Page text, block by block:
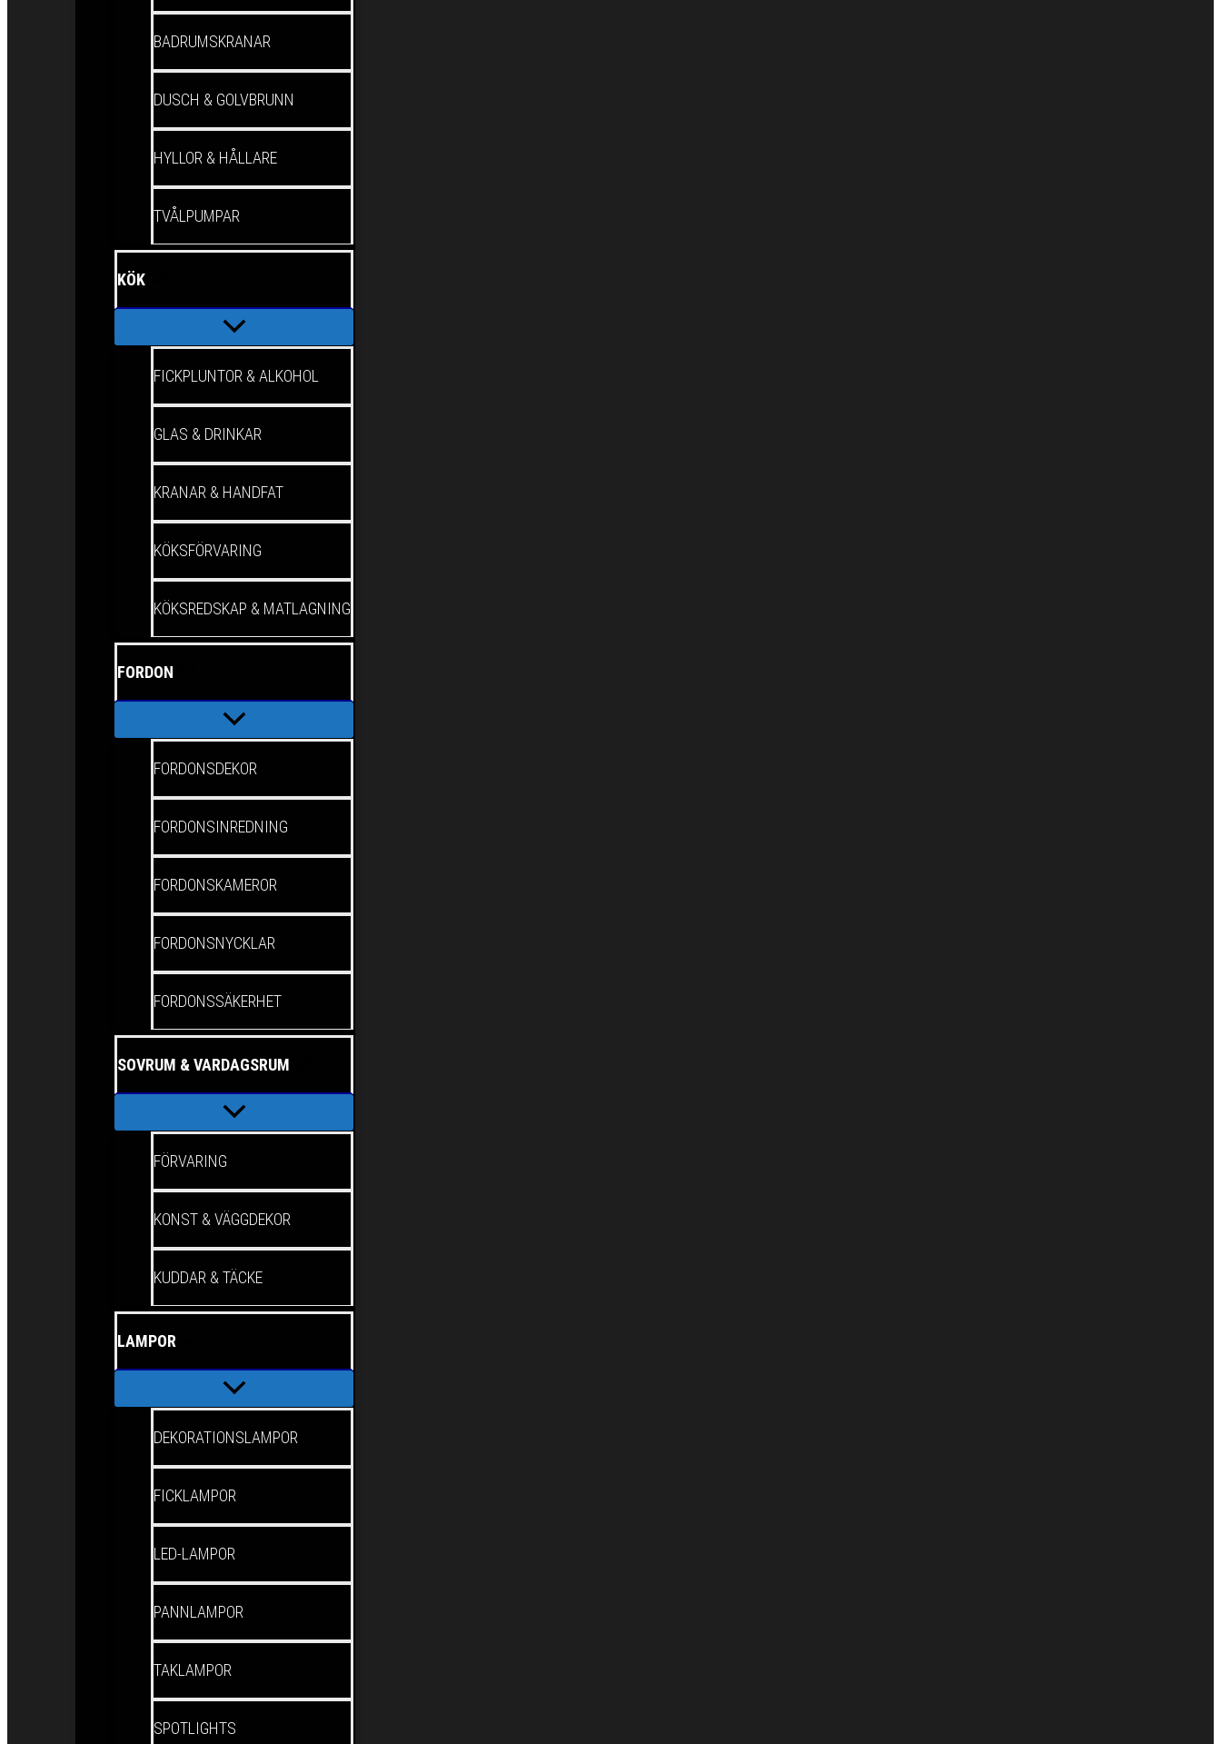
BADRUMSKRANAR
DUSCH & GOLVBRUNN
HYLLOR & HÅLLARE
TVÅLPUMPAR
KÖK
FICKPLUNTOR & ALKOHOL
GLAS & DRINKAR
KRANAR & HANDFAT
KÖKSFÖRVARING
KÖKSREDSKAP & MATLAGNING
FORDON
FORDONSDEKOR
FORDONSINREDNING
FORDONSKAMEROR
FORDONSNYCKLAR
FORDONSSÄKERHET
SOVRUM & VARDAGSRUM
FÖRVARING
KONST & VÄGGDEKOR
KUDDAR & TÄCKE
LAMPOR
DEKORATIONSLAMPOR
FICKLAMPOR
LED-LAMPOR
PANNLAMPOR
TAKLAMPOR
SPOTLIGHTS